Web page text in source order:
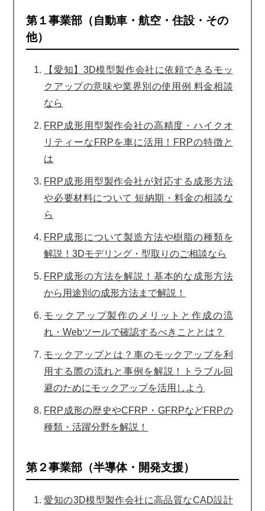
第１事業部（自動車・航空・住設・その
他）
【愛知】3D模型製作会社に依頼できるモッ
クアップの意味や業界別の使用例 料金相談
なら
FRP成形用型製作会社の高精度・ハイクオ
リティーなFRPを車に活用！FRPの特徴と
は
FRP成形用型製作会社が対応する成形方法
や必要材料について 短納期・料金の相談な
ら
FRP成形について製造方法や樹脂の種類を
解説！3Dモデリング・型取りのご相談なら
FRP成形の方法を解説！基本的な成形方法
から用途別の成形方法まで解説！
モックアップ製作のメリットと作成の流
れ・Webツールで確認するべきこととは？
モックアップとは？車のモックアップを利
用する際の流れと事例を解説！トラブル回
避のためにモックアップを活用しよう
FRP成形の歴史やCFRP・GFRPなどFRPの
種類・活躍分野を解説！
第２事業部（半導体・開発支援）
愛知の3D模型製作会社に高品質なCAD設計